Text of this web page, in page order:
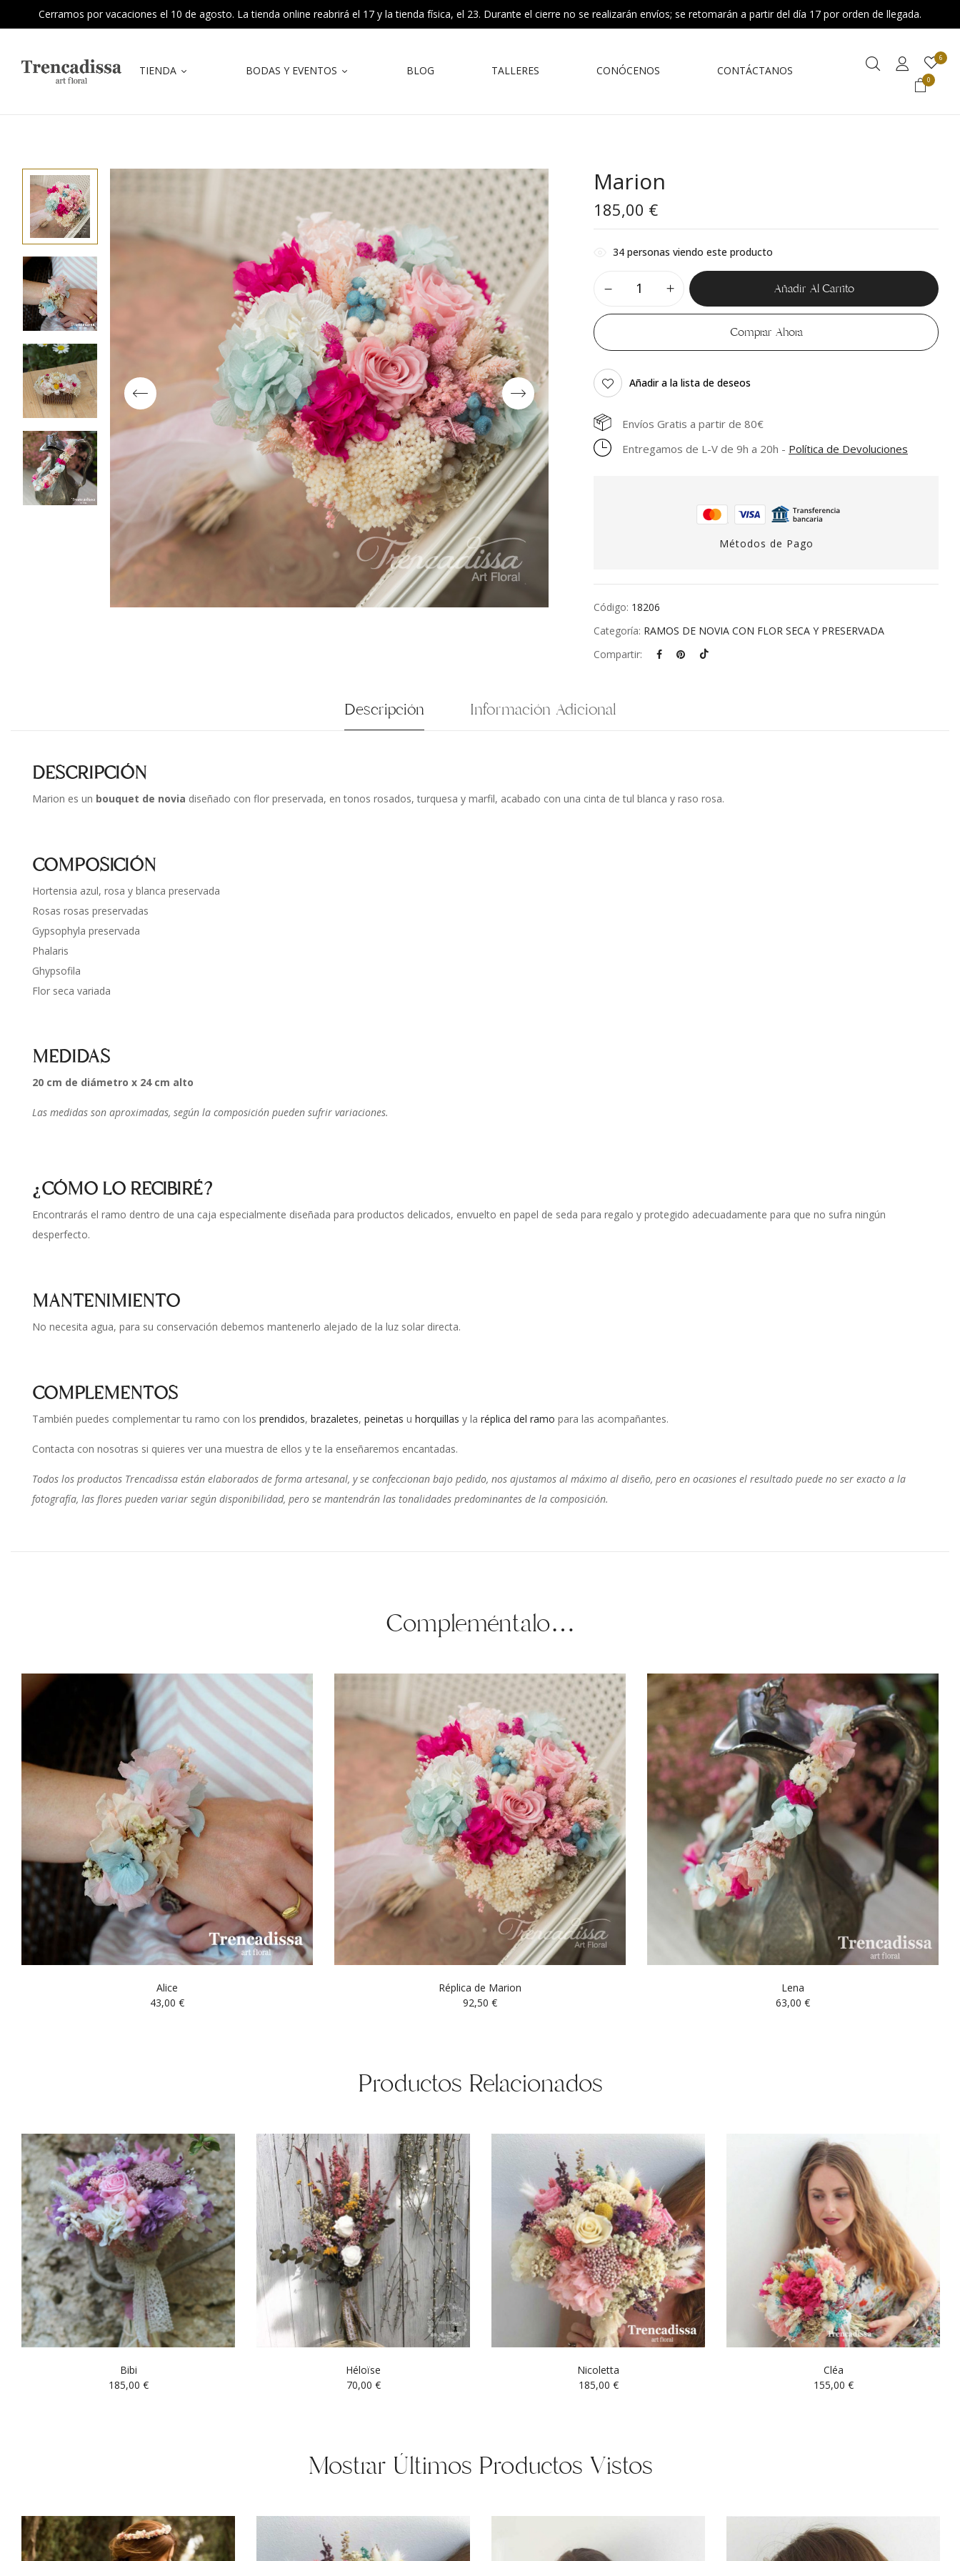
Cerramos por vacaciones el 10 de agosto. La tienda online reabrirá el 17 y la tienda física, el 23. Durante el cierre no se realizarán envíos; se retomarán a partir del día 17 por orden de llegada.
TIENDA BODAS Y EVENTOS BLOG TALLERES CONÓCENOS CONTÁCTANOS
6
0
Marion
185,00 €
34 personas viendo este producto
Añadir Al Carrito
Comprar Ahora
Añadir a la lista de deseos
Envíos Gratis a partir de 80€
Entregamos de L-V de 9h a 20h - Política de Devoluciones
Métodos de Pago
Código: 18206
Categoría: RAMOS DE NOVIA CON FLOR SECA Y PRESERVADA
Compartir:
Descripción Información Adicional
DESCRIPCIÓN
Marion es un bouquet de novia diseñado con flor preservada, en tonos rosados, turquesa y marfil, acabado con una cinta de tul blanca y raso rosa.
COMPOSICIÓN
Hortensia azul, rosa y blanca preservada
Rosas rosas preservadas
Gypsophyla preservada
Phalaris
Ghypsofila
Flor seca variada
MEDIDAS
20 cm de diámetro x 24 cm alto
Las medidas son aproximadas, según la composición pueden sufrir variaciones.
¿CÓMO LO RECIBIRÉ?
Encontrarás el ramo dentro de una caja especialmente diseñada para productos delicados, envuelto en papel de seda para regalo y protegido adecuadamente para que no sufra ningún
desperfecto.
MANTENIMIENTO
No necesita agua, para su conservación debemos mantenerlo alejado de la luz solar directa.
COMPLEMENTOS
También puedes complementar tu ramo con los prendidos, brazaletes, peinetas u horquillas y la réplica del ramo para las acompañantes.
Contacta con nosotras si quieres ver una muestra de ellos y te la enseñaremos encantadas.
Todos los productos Trencadissa están elaborados de forma artesanal, y se confeccionan bajo pedido, nos ajustamos al máximo al diseño, pero en ocasiones el resultado puede no ser exacto a la
fotografía, las flores pueden variar según disponibilidad, pero se mantendrán las tonalidades predominantes de la composición.
Compleméntalo…
Alice
43,00 €
Réplica de Marion
92,50 €
Lena
63,00 €
Productos Relacionados
Bibi
185,00 €
Héloïse
70,00 €
Nicoletta
185,00 €
Cléa
155,00 €
Mostrar Últimos Productos Vistos